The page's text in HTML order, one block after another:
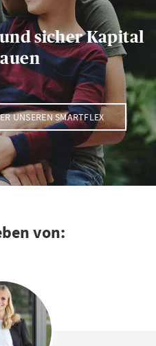
sicher Kapital
UNSEREN SMARTFLEX
von: